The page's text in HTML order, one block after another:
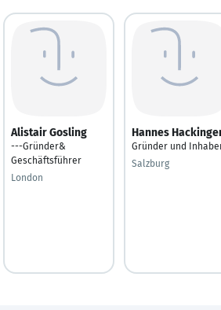
Alistair Gosling
---Gründer&
Geschäftsführer
London
Hannes
Gründer und
Salzburg